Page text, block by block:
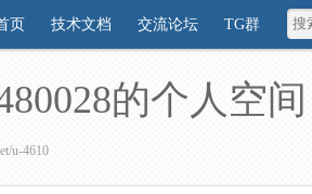
页 技术文档 交流论坛 TG群
的个人空间
u-4610